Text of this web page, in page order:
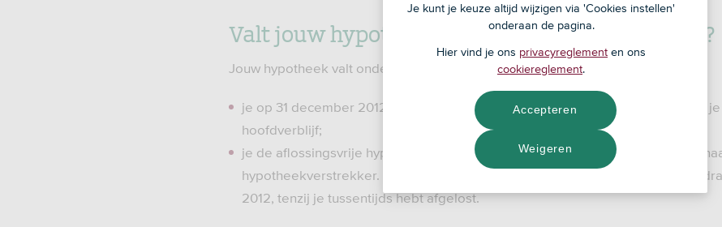
Valt jouw hypotheek onder het overgangsrecht?
Jouw hypotheek valt onder het overgangsrecht als:
je op 31 december 2012 een aflossingsvrije hypotheek had voor een huis dat
hoofdverblijf;
je de aflossingsvrije hypotheek die je op 31 december 2012 al had, oversluit
hypotheekverstrekker. Het overgangsrecht geldt dan voor het
2012, tenzij je tussentijds hebt afgelost.
Je kunt je keuze altijd wijzigen via 'Cookies instellen'
onderaan de pagina.
Hier vind je ons privacyreglement en ons
cookiereglement.
Weigeren
Accepteren